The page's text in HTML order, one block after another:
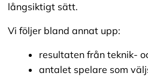
långsiktigt sätt.
Vi följer bland annat upp:
resultaten från teknik-
antalet spelare som